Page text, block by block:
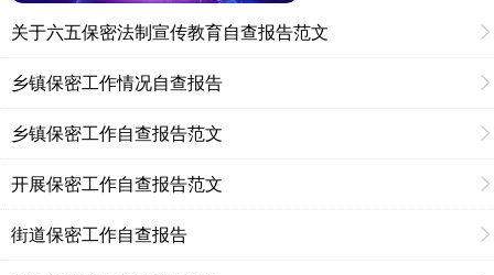
关于六五保密法制宣传教育自查报告范文
乡镇保密工作情况自查报告
乡镇保密工作自查报告范文
开展保密工作自查报告范文
街道保密工作自查报告